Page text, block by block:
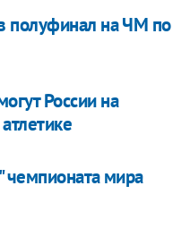
полуфинал на ЧМ по
России на
чемпионата мира